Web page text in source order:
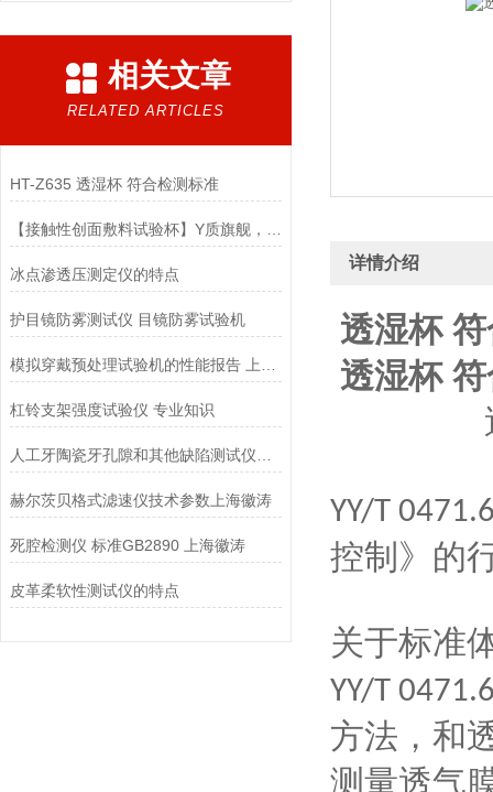
相关文章
RELATED ARTICLES
HT-Z635 透湿杯 符合检测标准
冰点渗透压测定仪的特点
护目镜防雾测试仪 目镜防雾试验机
杠铃支架强度试验仪 专业知识
赫尔茨贝格式滤速仪技术参数上海徽涛
死腔检测仪 标准GB2890 上海徽涛
皮革柔软性测试仪的特点
详情介绍
透湿杯
透湿杯
YY/T
控制》的
关于标准
YY/T
方法‌，和
测量透气